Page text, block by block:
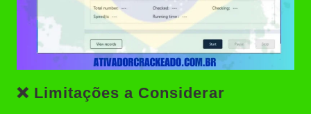
❌ Limitações a Considerar